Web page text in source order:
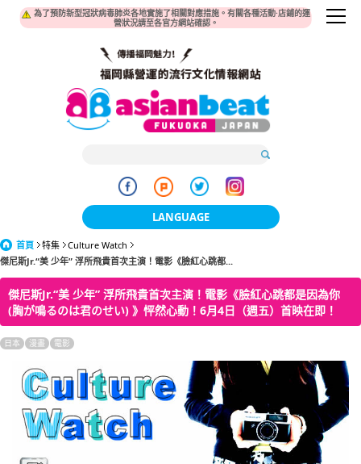
為了預防新型冠狀病毒肺炎各地實施了相關對應措施。有關各種活動·店鋪的運
營狀況請至各官方網站確認。
LANGUAGE
한국어
簡体中文
English
ภาษาไทย
首頁 特集
Culture Watch
傑尼斯Jr.“美 少年” 浮所飛貴首次主演！電影《臉紅心跳都...
傑尼斯Jr.“美 少年” 浮所飛貴首次主演！電影《臉紅心跳都是因為你
(胸が鳴るのは君のせい) 》怦然心動！6月4日（週五）首映在即！
日本 漫畫 電影